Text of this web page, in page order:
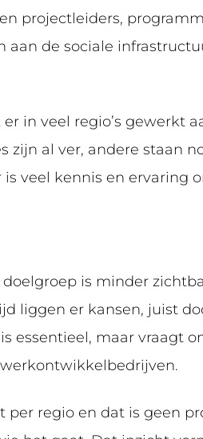
projectleiders,
aan de sociale
in veel regio’s gewerkt
al ver, andere staan
veel kennis en ervaring
is minder
liggen er kansen, juist
essentieel, maar vraagt
per regio en dat is geen